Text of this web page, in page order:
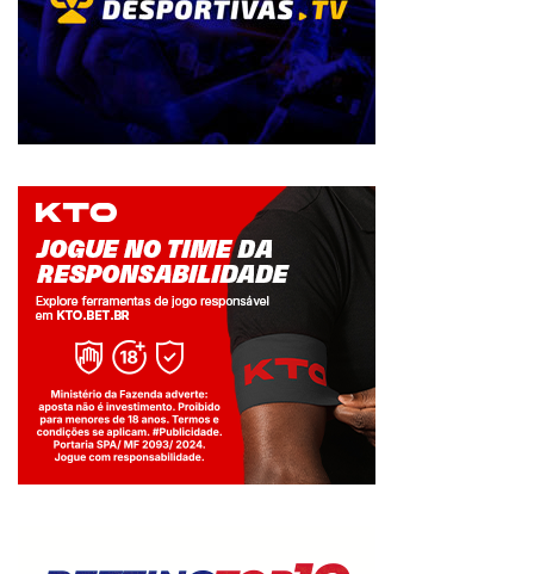
Jogue com responsabilidade. 18+